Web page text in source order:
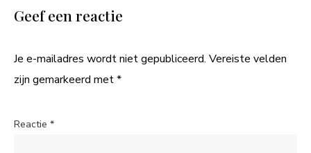
Geef een reactie
Je e-mailadres wordt niet gepubliceerd. Vereiste velden
zijn gemarkeerd met*
Reactie *